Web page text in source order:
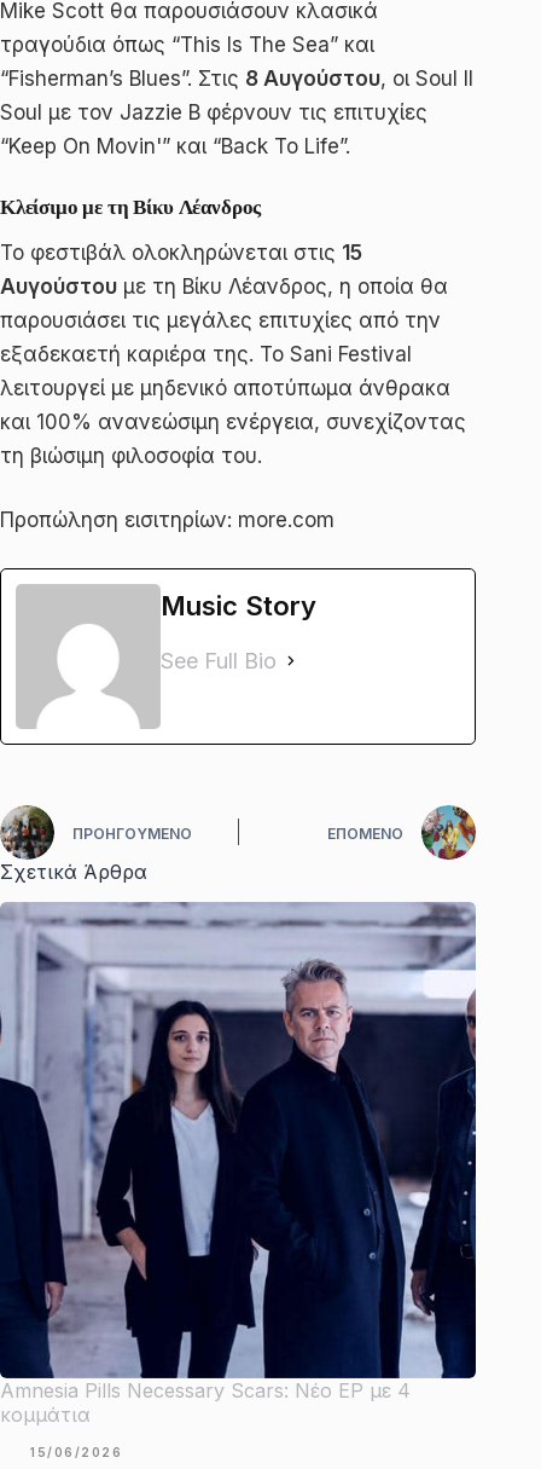
Mike Scott θα παρουσιάσουν κλασικά
τραγούδια όπως “This Is The Sea” και
“Fisherman’s Blues”. Στις 8 Αυγούστου, οι Soul II
Soul με τον Jazzie B φέρνουν τις επιτυχίες
“Keep On Movin'” και “Back To Life”.
Κλείσιμο με τη Βίκυ Λέανδρος
Το φεστιβάλ ολοκληρώνεται στις 15
Αυγούστου με τη Βίκυ Λέανδρος, η οποία θα
παρουσιάσει τις μεγάλες επιτυχίες από την
εξαδεκαετή καριέρα της. Το Sani Festival
λειτουργεί με μηδενικό αποτύπωμα άνθρακα
και 100% ανανεώσιμη ενέργεια, συνεχίζοντας
τη βιώσιμη φιλοσοφία του.
Προπώληση εισιτηρίων: more.com
Music Story
See Full Bio
ΠΡΟΗΓΟΎΜΕΝΟ ΕΠΌΜΕΝΟ
Σχετικά Άρθρα
Amnesia Pills Necessary Scars: Νέο EP με 4
κομμάτια
15/06/2026